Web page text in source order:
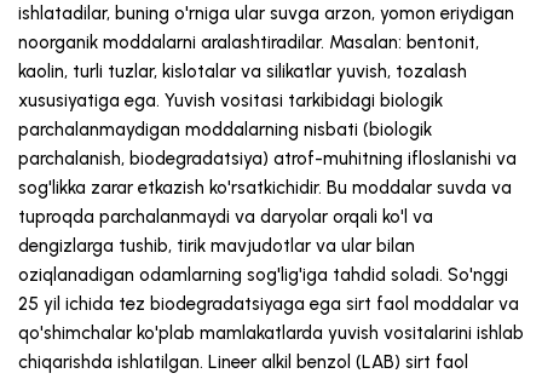
ishlatadilar, buning o'rniga ular suvga arzon, yomon eriydigan
noorganik moddalarni aralashtiradilar. Masalan: bentonit,
kaolin, turli tuzlar, kislotalar va silikatlar yuvish, tozalash
xususiyatiga ega. Yuvish vositasi tarkibidagi biologik
parchalanmaydigan moddalarning nisbati (biologik
parchalanish, biodegradatsiya) atrof-muhitning ifloslanishi va
sog'likka zarar etkazish ko'rsatkichidir. Bu moddalar suvda va
tuproqda parchalanmaydi va daryolar orqali ko'l va
dengizlarga tushib, tirik mavjudotlar va ular bilan
oziqlanadigan odamlarning sog'lig'iga tahdid soladi. So'nggi
25 yil ichida tez biodegradatsiyaga ega sirt faol moddalar va
qo'shimchalar ko'plab mamlakatlarda yuvish vositalarini ishlab
chiqarishda ishlatilgan. Lineer alkil benzol (LAB) sirt faol